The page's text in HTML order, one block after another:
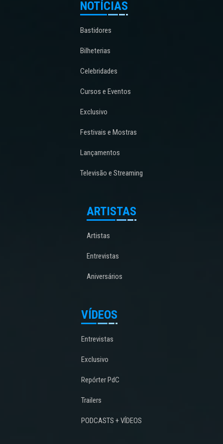
NOTÍCIAS
Bastidores
Bilheterias
Celebridades
Cursos e Eventos
Exclusivo
Festivais e Mostras
Lançamentos
Televisão e Streaming
ARTISTAS
Artistas
Entrevistas
Aniversários
VÍDEOS
Entrevistas
Exclusivo
Repórter PdC
Trailers
PODCASTS + VÍDEOS